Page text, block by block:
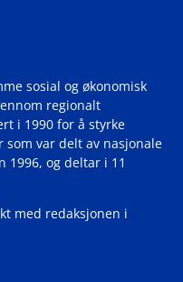
sosial og økonomisk
regionalt
i 1990 for å styrke
var delt av nasjonale
og deltar i 11
med redaksjonen i